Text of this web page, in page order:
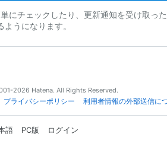
にチェックしたり、更新通知を受け取っ
ようになります。
2026 Hatena. All Rights Reserved.
プライバシーポリシー 利用者情報の外部送信に
語 PC版 ログイン